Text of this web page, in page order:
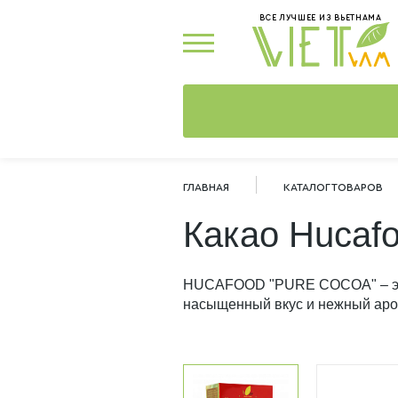
ВСЕ ЛУЧШЕЕ ИЗ ВЬЕТНАМА
ГЛАВНАЯ КАТАЛОГ ТОВАРОВ
Какао
HUCAFOOD "PURE COCOA" –
насыщенный вкус и нежный